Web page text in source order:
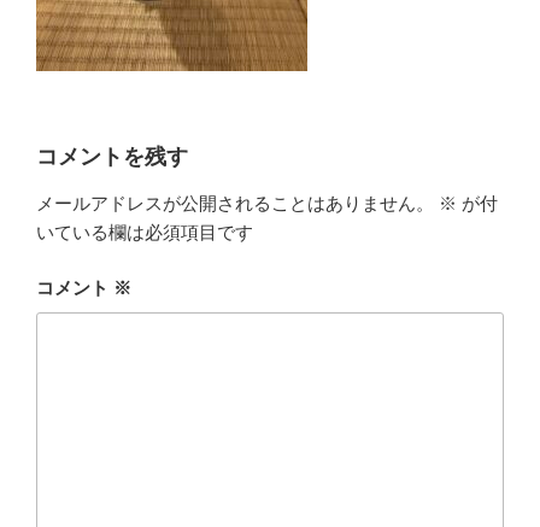
コメントを残す
メールアドレスが公開されることはありません。 ※ が付
いている欄は必須項目です
コメント ※